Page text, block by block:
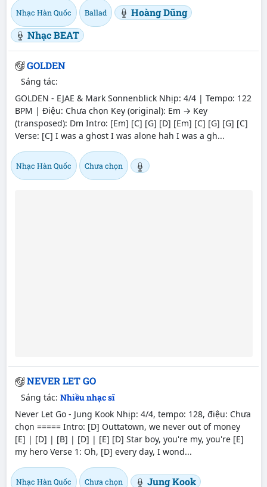
Nhạc Hàn Quốc Ballad
Hoàng Dũng
Nhạc BEAT
GOLDEN
Sáng tác:
GOLDEN - EJAE & Mark Sonnenblick Nhịp: 4/4 | Tempo: 122
BPM | Điệu: Chưa chọn Key (original): Em → Key
(transposed): Dm Intro: [Em] [C] [G] [D] [Em] [C] [G] [G] [C]
Verse: [C] I was a ghost I was alone hah I was a gh...
Nhạc Hàn Quốc Chưa chọn
NEVER LET GO
Sáng tác: Nhiều nhạc sĩ
Never Let Go - Jung Kook Nhịp: 4/4, tempo: 128, điệu: Chưa
chọn ===== Intro: [D] Outtatown, we never out of money
[E] | [D] | [B] | [D] | [E] [D] Star boy, you're my, you're [E]
my hero Verse 1: Oh, [D] every day, I wond...
Nhạc Hàn Quốc Chưa chọn Jung Kook